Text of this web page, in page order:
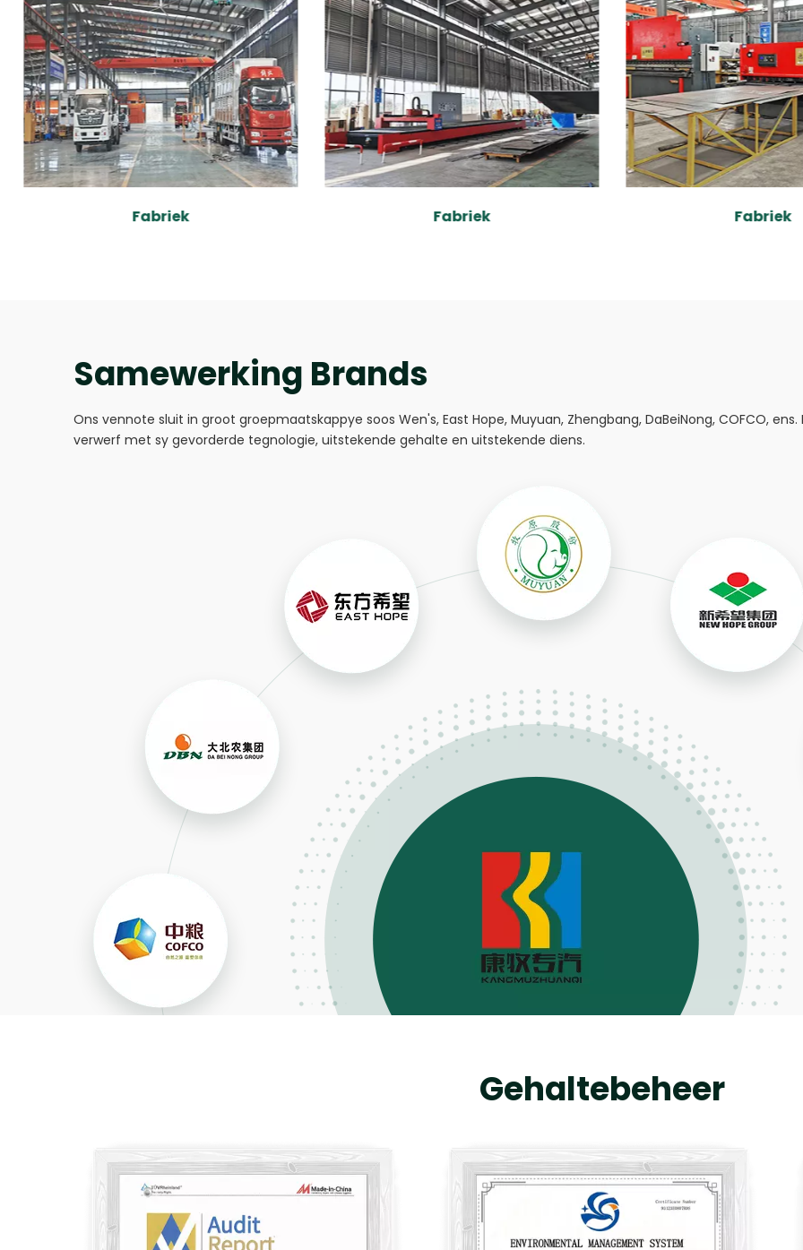
Fabriek Fabriek Fabriek
Samewerking Brands
Ons vennote sluit in groot groepmaatskappye soos Wen's, East Hope, Muyuan, Zhengbang, DaBeiNong, COFCO,
verwerf met sy gevorderde tegnologie, uitstekende gehalte en uitstekende diens.
Gehaltebeheer